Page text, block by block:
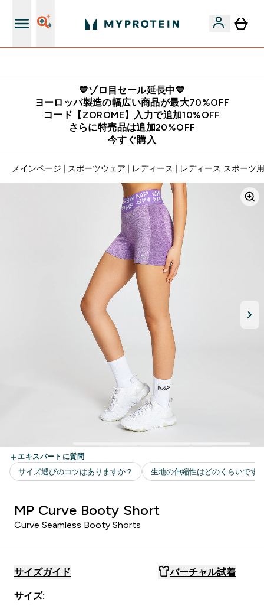
💙ゾロ目セール延長中💙
ヨーロッパ製造の幅広い商品が最大70%OFF
コード【ZOROME】入力で追加10%OFF
さらに特売品は追加20%OFF
今すぐ購入
メインページ スポーツウェア レディース レディース スポーツ
MP Curve Booty Short
Curve Seamless Booty Shorts
サイズガイド バーチャル試着
サイズ: